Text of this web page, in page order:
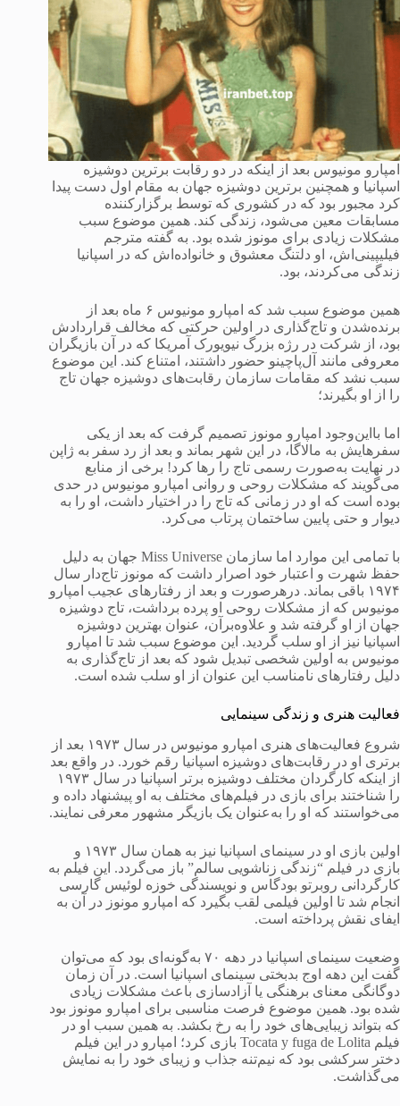
امپارو مونیوس بعد از اینکه در دو رقابت برترین دوشیزه
اسپانیا و همچنین برترین دوشیزه جهان به مقام اول دست پیدا
کرد مجبور بود که در کشوری که توسط برگزارکننده
مسابقات معین می‌شود، زندگی کند. همین موضوع سبب
مشکلات زیادی برای مونوز شده بود. به گفته مترجم
فیلیپینی‌اش، او دلتنگ معشوق و خانواده‌اش که در اسپانیا
زندگی می‌کردند، بود.
همین موضوع سبب شد که امپارو مونیوس ۶ ماه بعد از
برنده‌شدن و تاج‌گذاری در اولین حرکتی که مخالف قراردادش
بود، از شرکت در رژه بزرگ نیویورک آمریکا که در آن بازیگران
معروفی مانند آل‌پاچینو حضور داشتند، امتناع کند. این موضوع
سبب نشد که مقامات سازمان رقابت‌های دوشیزه جهان تاج
را از او بگیرند؛
اما بااین‌وجود امپارو مونوز تصمیم گرفت که بعد از یکی
سفرهایش به مالاگا، در این شهر بماند و بعد از رد سفر به ژاپن
در نهایت به‌صورت رسمی تاج را رها کرد! برخی از منابع
می‌گویند که مشکلات روحی و روانی امپارو مونیوس در حدی
بوده است که او در زمانی که تاج را در اختیار داشت، او را به
دیوار و حتی پایین ساختمان پرتاب می‌کرد.
با تمامی این موارد اما سازمان Miss Universe جهان به دلیل
حفظ شهرت و اعتبار خود اصرار داشت که مونوز تاج‌دار سال
۱۹۷۴ باقی بماند. درهرصورت و بعد از رفتارهای عجیب امپارو
مونیوس که از مشکلات روحی او پرده برداشت، تاج دوشیزه
جهان از او گرفته شد و علاوه‌برآن، عنوان بهترین دوشیزه
اسپانیا نیز از او سلب گردید. این موضوع سبب شد تا امپارو
مونیوس به اولین شخصی تبدیل شود که بعد از تاج‌گذاری به
دلیل رفتارهای نامناسب این عنوان از او سلب شده است.
فعالیت هنری و زندگی سینمایی
شروع فعالیت‌های هنری امپارو مونیوس در سال ۱۹۷۳ بعد از
برتری او در رقابت‌های دوشیزه اسپانیا رقم خورد. در واقع بعد
از اینکه کارگردان مختلف دوشیزه برتر اسپانیا در سال ۱۹۷۳
را شناختند برای بازی در فیلم‌های مختلف به او پیشنهاد داده و
می‌خواستند که او را به‌عنوان یک بازیگر مشهور معرفی نمایند.
اولین بازی او در سینمای اسپانیا نیز به همان سال ۱۹۷۳ و
بازی در فیلم “زندگی زناشویی سالم” باز می‌گردد. این فیلم به
کارگردانی روبرتو بودگاس و نویسندگی خوزه لوئیس گارسی
انجام شد تا اولین فیلمی لقب بگیرد که امپارو مونوز در آن به
ایفای نقش پرداخته است.
وضعیت سینمای اسپانیا در دهه ۷۰ به‌گونه‌ای بود که می‌توان
گفت این دهه اوج بدبختی سینمای اسپانیا است. در آن زمان
دوگانگی معنای برهنگی یا آزادسازی باعث مشکلات زیادی
شده بود. همین موضوع فرصت مناسبی برای امپارو مونوز بود
که بتواند زیبایی‌های خود را به رخ بکشد. به همین سبب او در
فیلم Tocata y fuga de Lolita بازی کرد؛ امپارو در این فیلم
دختر سرکشی بود که نیم‌تنه جذاب و زیبای خود را به نمایش
می‌گذاشت.